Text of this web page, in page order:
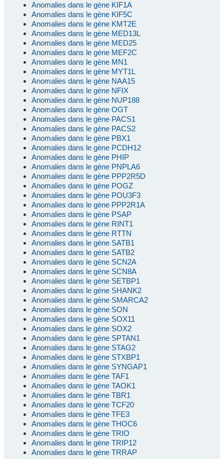
Anomalies dans le gène KIF1A
Anomalies dans le gène KIF5C
Anomalies dans le gène KMT2E
Anomalies dans le gène MED13L
Anomalies dans le gène MED25
Anomalies dans le gène MEF2C
Anomalies dans le gène MN1
Anomalies dans le gène MYT1L
Anomalies dans le gène NAA15
Anomalies dans le gène NFIX
Anomalies dans le gène NUP188
Anomalies dans le gène OGT
Anomalies dans le gène PACS1
Anomalies dans le gène PACS2
Anomalies dans le gène PBX1
Anomalies dans le gène PCDH12
Anomalies dans le gène PHIP
Anomalies dans le gène PNPLA6
Anomalies dans le gène PPP2R5D
Anomalies dans le gène POGZ
Anomalies dans le gène POU3F3
Anomalies dans le gène PPP2R1A
Anomalies dans le gène PSAP
Anomalies dans le gène RINT1
Anomalies dans le gène RTTN
Anomalies dans le gène SATB1
Anomalies dans le gène SATB2
Anomalies dans le gène SCN2A
Anomalies dans le gène SCN8A
Anomalies dans le gène SETBP1
Anomalies dans le gène SHANK2
Anomalies dans le gène SMARCA2
Anomalies dans le gène SON
Anomalies dans le gène SOX11
Anomalies dans le gène SOX2
Anomalies dans le gène SPTAN1
Anomalies dans le gène STAG2
Anomalies dans le gène STXBP1
Anomalies dans le gène SYNGAP1
Anomalies dans le gène TAF1
Anomalies dans le gène TAOK1
Anomalies dans le gène TBR1
Anomalies dans le gène TCF20
Anomalies dans le gène TFE3
Anomalies dans le gène THOC6
Anomalies dans le gène TRIO
Anomalies dans le gène TRIP12
Anomalies dans le gène TRRAP